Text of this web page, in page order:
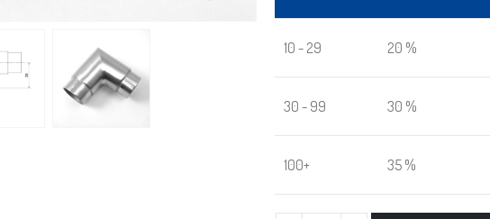
10 - 29 20 %
30 - 99 30 %
100+ 35 %